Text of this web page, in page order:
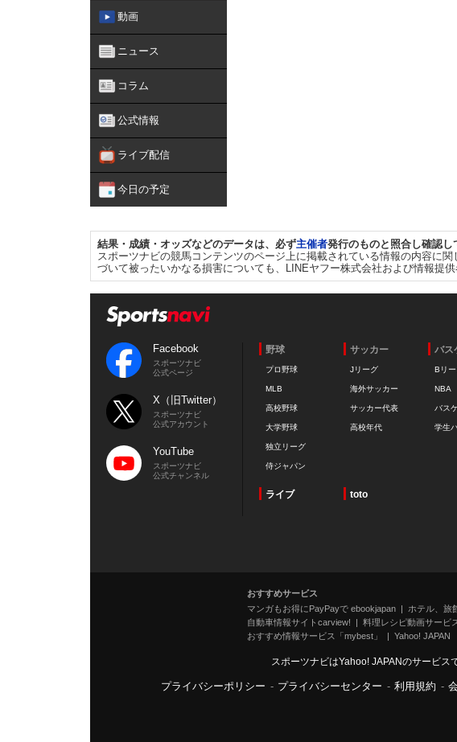
動画
ニュース
コラム
公式情報
ライブ配信
今日の予定
結果・成績・オッズなどのデータは、必ず主催者発行のものと照合し確認し
スポーツナビの競馬コンテンツのページ上に掲載されている情報の内容に
づいて被ったいかなる損害についても、LINEヤフー株式会社および情報提供
Facebook
スポーツナビ
公式ページ
X（旧Twitter）
スポーツナビ
公式アカウント
YouTube
スポーツナビ
公式チャンネル
野球
プロ野球
MLB
高校野球
大学野球
独立リーグ
侍ジャパン
サッカー
Jリーグ
海外サッカー
サッカー代表
高校年代
バス
Bリ
NBA
バス
学生
ライブ toto
おすすめサービス
マンガもお得にPayPayで ebookjapan
ホテル、
自動車情報サイトcarview!
料理レシピ動画サービ
おすすめ情報サービス「mybest」
Yahoo! JAPAN
スポーツナビはYahoo! JAPANのサービス
プライバシーポリシー - プライバシーセンター - 利用規約 -